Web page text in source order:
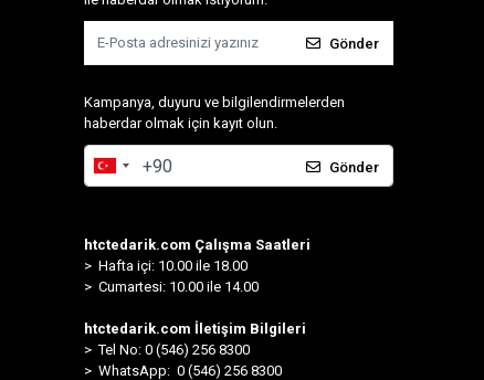
Gönder
Kampanya, duyuru ve bilgilendirmelerden
haberdar olmak için kayıt olun.
Gönder
htctedarik.com Çalışma Saatleri
> Hafta içi: 10.00 ile 18.00
> Cumartesi: 10.00 ile 14.00
htctedarik.com İletişim Bilgileri
> Tel No: 0 (546) 256 8300
> WhatsApp: 0 (546) 256 8300